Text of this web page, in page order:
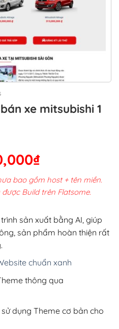
xe mitsubishi 1
₫Giá
hiện
tại
200,000₫.
bao gồm host + tên miền.
Build trên Flatsome.
sản xuất bằng AI, giúp
sản phẩm hoàn thiện rất
chuẩn xanh
thông qua
dụng Theme cơ bản cho